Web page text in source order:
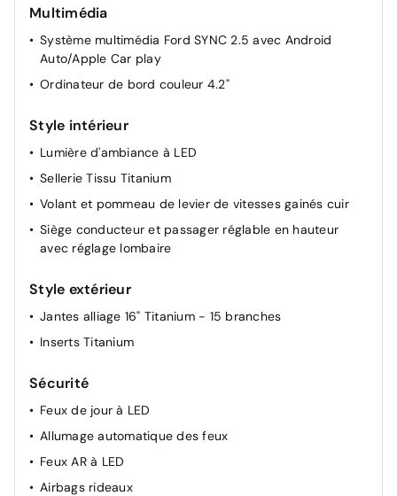
Modes de conduite sélectionnables
MyKey Génération 2
Rétroviseurs extérieurs chauffants, réglables et
rabattables électriquement couleurs carrosserie
Pack Vitres: Vitres AV et AR électriques
Multimédia
Système multimédia Ford SYNC 2.5 avec Android
Auto/Apple Car play
Ordinateur de bord couleur 4.2"
Style intérieur
Lumière d'ambiance à LED
Sellerie Tissu Titanium
Volant et pommeau de levier de vitesses gainés cuir
Siège conducteur et passager réglable en hauteur
avec réglage lombaire
Style extérieur
Jantes alliage 16" Titanium - 15 branches
Inserts Titanium
Sécurité
Feux de jour à LED
Allumage automatique des feux
Feux AR à LED
Airbags rideaux